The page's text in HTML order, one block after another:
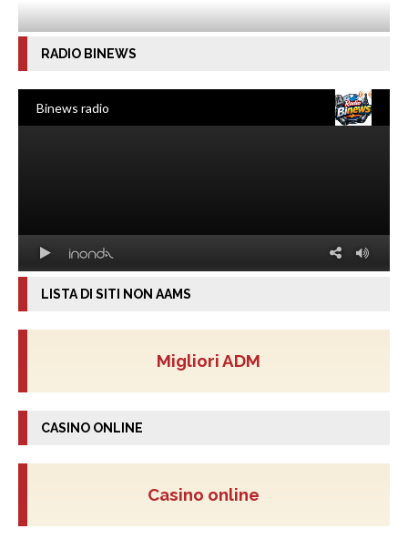
RADIO BINEWS
LISTA DI SITI NON AAMS
Migliori ADM
CASINO ONLINE
Casino online